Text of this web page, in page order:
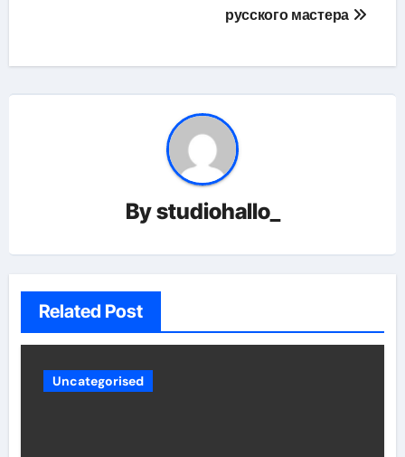
русского мастера
Bystudiohallo_
Related Post
Uncategorised